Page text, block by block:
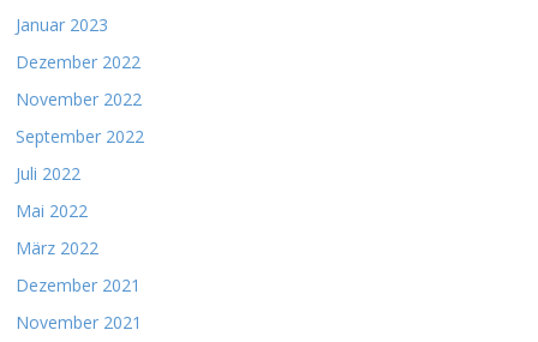
Januar 2023
Dezember 2022
November 2022
September 2022
Juli 2022
Mai 2022
März 2022
Dezember 2021
November 2021